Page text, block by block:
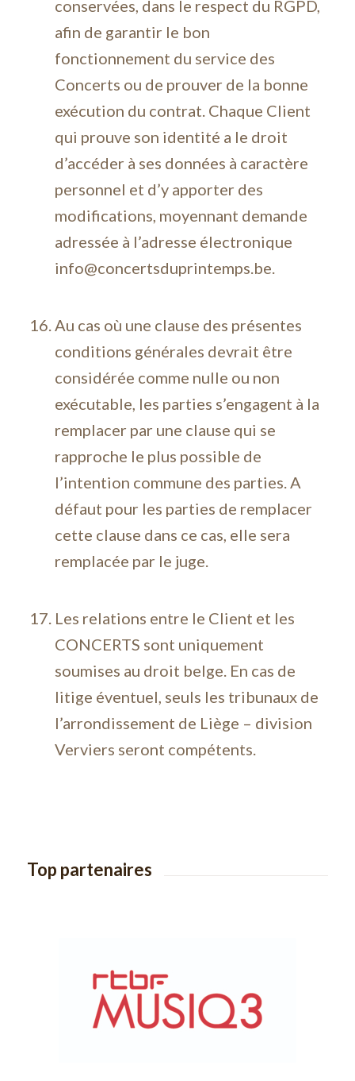
conservées, dans le respect du RGPD,
afin de garantir le bon
fonctionnement du service des
Concerts ou de prouver de la bonne
exécution du contrat. Chaque Client
qui prouve son identité a le droit
d’accéder à ses données à caractère
personnel et d’y apporter des
modifications, moyennant demande
adressée à l’adresse électronique
info@concertsduprintemps.be.
Au cas où une clause des présentes
conditions générales devrait être
considérée comme nulle ou non
exécutable, les parties s’engagent à la
remplacer par une clause qui se
rapproche le plus possible de
l’intention commune des parties. A
défaut pour les parties de remplacer
cette clause dans ce cas, elle sera
remplacée par le juge.
Les relations entre le Client et les
CONCERTS sont uniquement
soumises au droit belge. En cas de
litige éventuel, seuls les tribunaux de
l’arrondissement de Liège – division
Verviers seront compétents.
Top partenaires